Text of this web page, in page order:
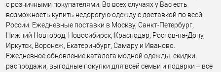
с розничными покупателями. Во всех случаях у Вас есть
возможность купить недорогую одежду с доставкой по всей
России. Ежедневные поставки в Москву, Санкт-Петербург,
Нижний Новгород, Новосибирск, Краснодар, Ростов-на-Дону,
Иркутск, Воронеж, Екатеринбург, Самару и Иваново.
Ежедневное обновление каталога модной одежды, скидки,
распродажи, выгодные покупки для всей семьи и подарки – все